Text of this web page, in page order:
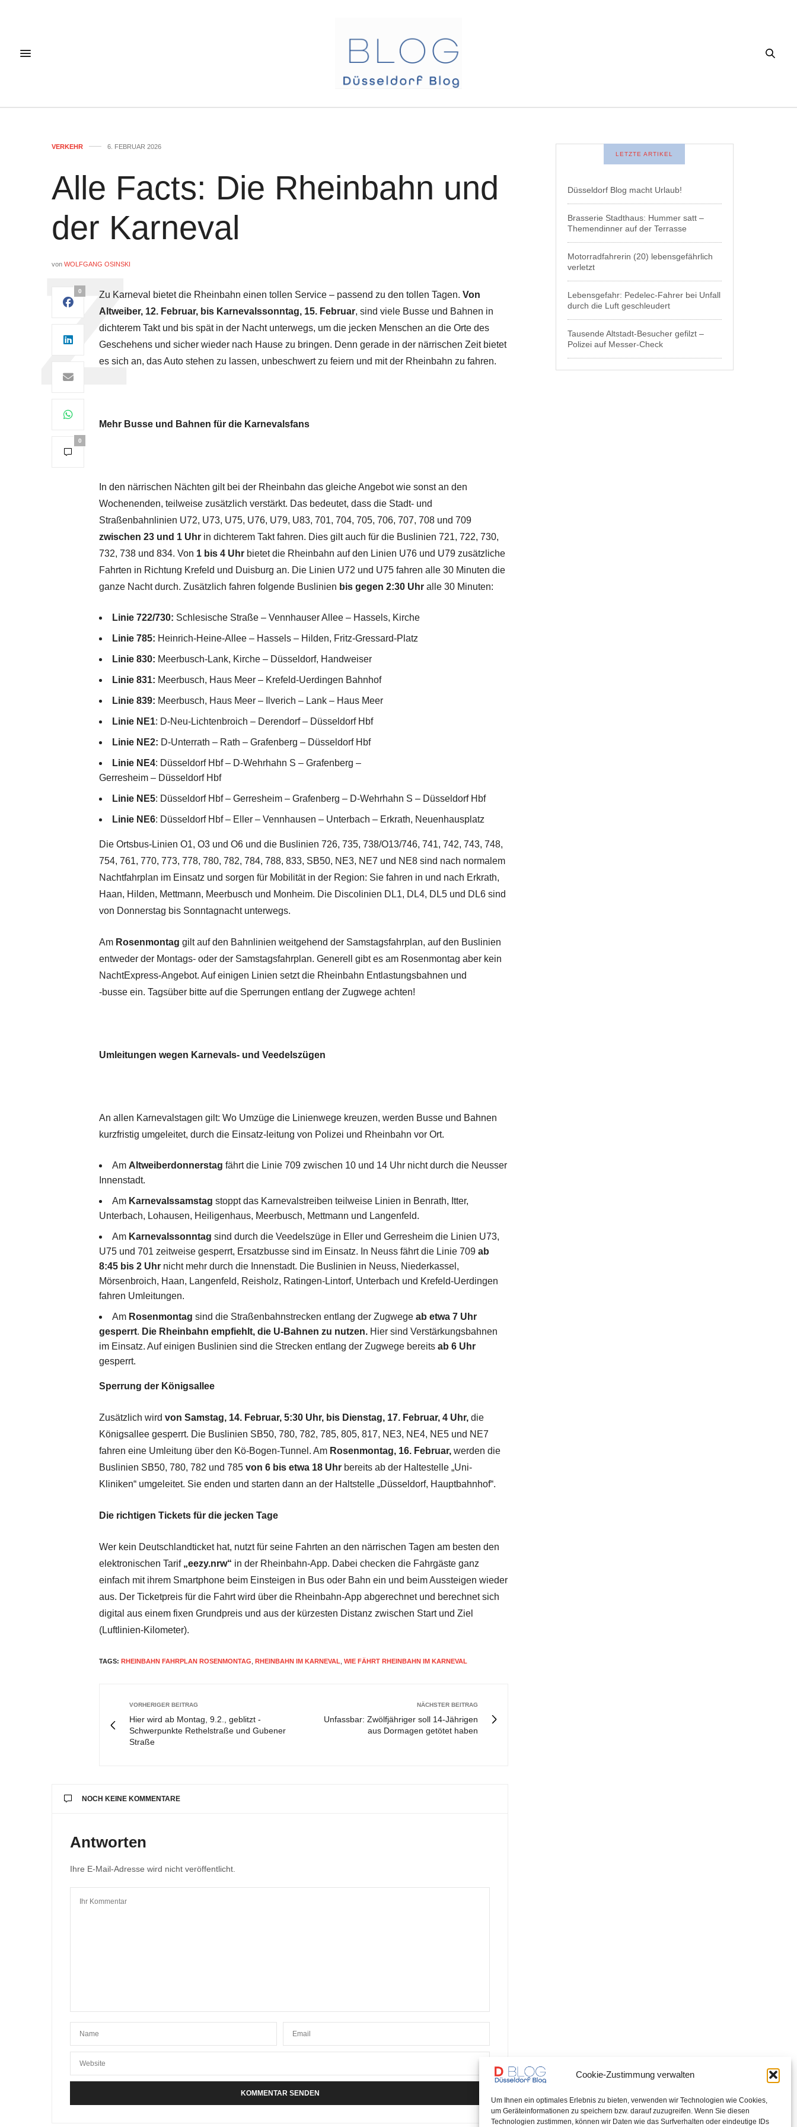
Cookie-Zustimmung verwalten
Um Ihnen ein optimales Erlebnis zu bieten, verwenden wir Technologien wie Cookies,
um Geräteinformationen zu speichern bzw. darauf zuzugreifen. Wenn Sie diesen
Technologien zustimmen, können wir Daten wie das Surfverhalten oder eindeutige IDs
VERKEHR 6. FEBRUAR 2026
Alle Facts: Die Rheinbahn und
der Karneval
von WOLFGANG OSINSKI
0
0
Zu Karneval bietet die Rheinbahn einen tollen Service – passend zu den tollen Tagen. Von
Altweiber, 12. Februar, bis Karnevalssonntag, 15. Februar, sind viele Busse und Bahnen in
dichterem Takt und bis spät in der Nacht unterwegs, um die jecken Menschen an die Orte des
Geschehens und sicher wieder nach Hause zu bringen. Denn gerade in der närrischen Zeit bietet
es sich an, das Auto stehen zu lassen, unbeschwert zu feiern und mit der Rheinbahn zu fahren.
Mehr Busse und Bahnen für die Karnevalsfans
In den närrischen Nächten gilt bei der Rheinbahn das gleiche Angebot wie sonst an den
Wochenenden, teilweise zusätzlich verstärkt. Das bedeutet, dass die Stadt- und
Straßenbahnlinien U72, U73, U75, U76, U79, U83, 701, 704, 705, 706, 707, 708 und 709
zwischen 23 und 1 Uhr in dichterem Takt fahren. Dies gilt auch für die Buslinien 721, 722, 730,
732, 738 und 834. Von 1 bis 4 Uhr bietet die Rheinbahn auf den Linien U76 und U79 zusätzliche
Fahrten in Richtung Krefeld und Duisburg an. Die Linien U72 und U75 fahren alle 30 Minuten die
ganze Nacht durch. Zusätzlich fahren folgende Buslinien bis gegen 2:30 Uhr alle 30 Minuten:
Linie 722/730: Schlesische Straße – Vennhauser Allee – Hassels, Kirche
Linie 785: Heinrich-Heine-Allee – Hassels – Hilden, Fritz-Gressard-Platz
Linie 830: Meerbusch-Lank, Kirche – Düsseldorf, Handweiser
Linie 831: Meerbusch, Haus Meer – Krefeld-Uerdingen Bahnhof
Linie 839: Meerbusch, Haus Meer – Ilverich – Lank – Haus Meer
Linie NE1: D-Neu-Lichtenbroich – Derendorf – Düsseldorf Hbf
Linie NE2: D-Unterrath – Rath – Grafenberg – Düsseldorf Hbf
Linie NE4: Düsseldorf Hbf – D-Wehrhahn S – Grafenberg –
Gerresheim – Düsseldorf Hbf
Linie NE5: Düsseldorf Hbf – Gerresheim – Grafenberg – D-Wehrhahn S – Düsseldorf Hbf
Linie NE6: Düsseldorf Hbf – Eller – Vennhausen – Unterbach – Erkrath, Neuenhausplatz
Die Ortsbus-Linien O1, O3 und O6 und die Buslinien 726, 735, 738/O13/746, 741, 742, 743, 748,
754, 761, 770, 773, 778, 780, 782, 784, 788, 833, SB50, NE3, NE7 und NE8 sind nach normalem
Nachtfahrplan im Einsatz und sorgen für Mobilität in der Region: Sie fahren in und nach Erkrath,
Haan, Hilden, Mettmann, Meerbusch und Monheim. Die Discolinien DL1, DL4, DL5 und DL6 sind
von Donnerstag bis Sonntagnacht unterwegs.
Am Rosenmontag gilt auf den Bahnlinien weitgehend der Samstagsfahrplan, auf den Buslinien
entweder der Montags- oder der Samstagsfahrplan. Generell gibt es am Rosenmontag aber kein
NachtExpress-Angebot. Auf einigen Linien setzt die Rheinbahn Entlastungsbahnen und
-busse ein. Tagsüber bitte auf die Sperrungen entlang der Zugwege achten!
Umleitungen wegen Karnevals- und Veedelszügen
An allen Karnevalstagen gilt: Wo Umzüge die Linienwege kreuzen, werden Busse und Bahnen
kurzfristig umgeleitet, durch die Einsatz-leitung von Polizei und Rheinbahn vor Ort.
Am Altweiberdonnerstag fährt die Linie 709 zwischen 10 und 14 Uhr nicht durch die Neusser
Innenstadt.
Am Karnevalssamstag stoppt das Karnevalstreiben teilweise Linien in Benrath, Itter,
Unterbach, Lohausen, Heiligenhaus, Meerbusch, Mettmann und Langenfeld.
Am Karnevalssonntag sind durch die Veedelszüge in Eller und Gerresheim die Linien U73,
U75 und 701 zeitweise gesperrt, Ersatzbusse sind im Einsatz. In Neuss fährt die Linie 709 ab
8:45 bis 2 Uhr nicht mehr durch die Innenstadt. Die Buslinien in Neuss, Niederkassel,
Mörsenbroich, Haan, Langenfeld, Reisholz, Ratingen-Lintorf, Unterbach und Krefeld-Uerdingen
fahren Umleitungen.
Am Rosenmontag sind die Straßenbahnstrecken entlang der Zugwege ab etwa 7 Uhr
gesperrt. Die Rheinbahn empfiehlt, die U-Bahnen zu nutzen. Hier sind Verstärkungsbahnen
im Einsatz. Auf einigen Buslinien sind die Strecken entlang der Zugwege bereits ab 6 Uhr
gesperrt.
Sperrung der Königsallee
Zusätzlich wird von Samstag, 14. Februar, 5:30 Uhr, bis Dienstag, 17. Februar, 4 Uhr, die
Königsallee gesperrt. Die Buslinien SB50, 780, 782, 785, 805, 817, NE3, NE4, NE5 und NE7
fahren eine Umleitung über den Kö-Bogen-Tunnel. Am Rosenmontag, 16. Februar, werden die
Buslinien SB50, 780, 782 und 785 von 6 bis etwa 18 Uhr bereits ab der Haltestelle „Uni-
Kliniken“ umgeleitet. Sie enden und starten dann an der Haltstelle „Düsseldorf, Hauptbahnhof“.
Die richtigen Tickets für die jecken Tage
Wer kein Deutschlandticket hat, nutzt für seine Fahrten an den närrischen Tagen am besten den
elektronischen Tarif „eezy.nrw“ in der Rheinbahn-App. Dabei checken die Fahrgäste ganz
einfach mit ihrem Smartphone beim Einsteigen in Bus oder Bahn ein und beim Aussteigen wieder
aus. Der Ticketpreis für die Fahrt wird über die Rheinbahn-App abgerechnet und berechnet sich
digital aus einem fixen Grundpreis und aus der kürzesten Distanz zwischen Start und Ziel
(Luftlinien-Kilometer).
TAGS: RHEINBAHN FAHRPLAN ROSENMONTAG RHEINBAHN IM KARNEVAL WIE FÄHRT RHEINBAHN IM KARNEVAL
VORHERIGER BEITRAG
Hier wird ab Montag, 9.2., geblitzt -
Schwerpunkte Rethelstraße und Gubener
Straße
NÄCHSTER BEITRAG
Unfassbar: Zwölfjähriger soll 14-Jährigen
aus Dormagen getötet haben
NOCH KEINE KOMMENTARE
Antworten
Ihre E-Mail-Adresse wird nicht veröffentlicht.
LETZTE ARTIKEL
Düsseldorf Blog macht Urlaub!
Brasserie Stadthaus: Hummer satt –
Themendinner auf der Terrasse
Motorradfahrerin (20) lebensgefährlich
verletzt
Lebensgefahr: Pedelec-Fahrer bei Unfall
durch die Luft geschleudert
Tausende Altstadt-Besucher gefilzt –
Polizei auf Messer-Check